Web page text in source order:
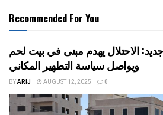
Recommended For You
الاحتلال يهدم مبنى في بيت لحم
ويواصل سياسة التطهير المكاني
BYARIJ AUGUST 12, 2025 0